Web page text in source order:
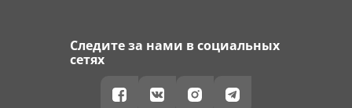
Следите за нами в социальных
сетях